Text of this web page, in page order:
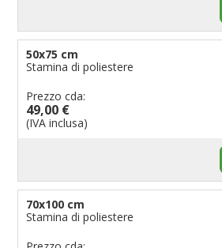
50x75 cm
Stamina di poliestere
Prezzo cda:
49,00 €
(IVA inclusa)
70x100 cm
Stamina di poliestere